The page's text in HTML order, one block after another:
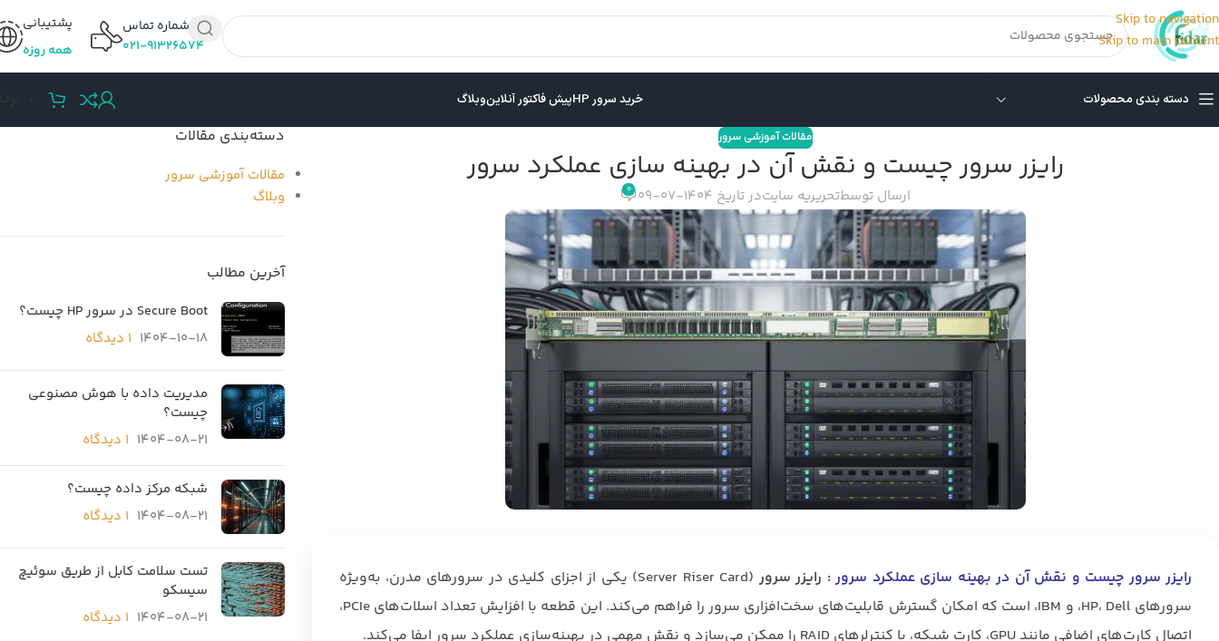
Skip to navigation
Skip to main content
شماره تماس
۰۲۱-۹۱۳۲۶۵۷۴
پشتیبانی
همه روزه
دسته بندی محصولات خرید سرور HP پیش فاکتور آنلاینوبلاگ
مقالات آموزشی سرور
رایزر سرور چیست و نقش آن در بهینه‌ سازی عملکرد سرور
ارسال توسطتحریریه سایتدر تاریخ 1404-07-09 0
رایزر سرور چیست و نقش آن در بهینه‌ سازی عملکرد سرور : رایزر سرور
(Server Riser Card) یکی از اجزای کلیدی در سرورهای مدرن، به‌ویژه
سرورهای HP، Dell، و IBM، است که امکان گسترش قابلیت‌های سخت‌افزاری سرور را فراهم می‌کند. این قطعه با افزایش تعداد اسلات‌های PCIe،
اتصال کارت‌های اضافی مانند GPU، کارت شبکه، یا کنترلرهای RAID را ممکن می‌سازد و نقش مهمی در بهینه‌سازی عملکرد سرور ایفا می‌کند.
دسته‌بندی مقالات
مقالات آموزشی سرور
وبلاگ
آخرین مطالب
Secure Boot در سرور HP چیست؟
1404-10-18 ۱ دیدگاه
مدیریت داده با هوش مصنوعی
چیست؟
1404-08-21 ۱ دیدگاه
شبکه مرکز داده چیست؟
1404-08-21 ۱ دیدگاه
تست سلامت کابل از طریق سوئیچ
سیسکو
1404-08-21 ۱ دیدگاه